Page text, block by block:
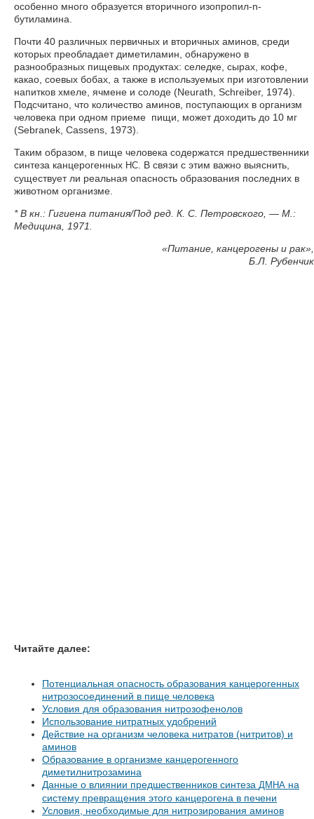
особенно много образуется вторичного изопропил-n-
бутиламина.
Почти 40 различных первичных и вторичных аминов, среди
которых преобладает диметиламин, обнаружено в
разнообразных пищевых продуктах: селедке, сырах, кофе,
какао, соевых бобах, а также в используемых при изготовлении
напитков хмеле, ячмене и солоде (Neurath, Schreiber, 1974).
Подсчитано, что количество аминов, поступающих в организм
человека при одном приеме пищи, может доходить до 10 мг
(Sebranek, Cassens, 1973).
Таким образом, в пище человека содержатся предшественники
синтеза канцерогенных НС . В связи с этим важно выяснить,
существует ли реальная опасность образования последних в
животном организме.
* В кн.: Гигиена питания/Под ред. К. С. Петровского, — М.:
Медицина, 1971.
«Питание, канцерогены и рак»,
Б.Л. Рубенчик
Читайте далее:
Потенциальная опасность образования канцерогенных
нитрозосоединений в пище человека
Условия для образования нитрозофенолов
Использование нитратных удобрений
Действие на организм человека нитратов (нитритов) и
аминов
Образование в организме канцерогенного
диметилнитрозамина
Данные о влиянии предшественников синтеза ДМНА на
систему превращения этого канцерогена в печени
Условия, необходимые для нитрозирования аминов